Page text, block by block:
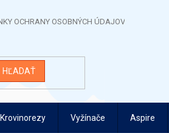
OCHRANY OSOBNÝCH ÚDAJOV
HĽADAŤ
Krovinorezy Vyžínače Aspire